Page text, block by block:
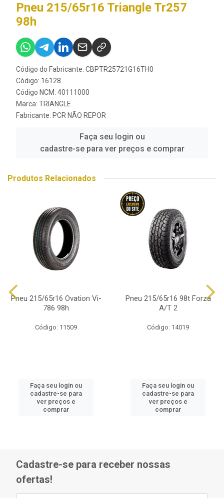
Pneu 215/65r16 Triangle Tr257
98h
Código do Fabricante: CBPTR25721G16TH0
Código: 16128
Código NCM: 40111000
Marca: TRIANGLE
Fabricante: PCR NÃO REPOR
Faça seu login ou
cadastre-se para ver preços e comprar
Produtos Relacionados
Pneu 215/65r16 Ovation Vi-
786 98h
Código: 11509
Faça seu login ou
cadastre-se para
ver preços e
comprar
Pneu 215/65r16 98t Forza
A/T 2
Código: 14019
Faça seu login ou
cadastre-se para
ver preços e
comprar
Cadastre-se para receber nossas
ofertas!